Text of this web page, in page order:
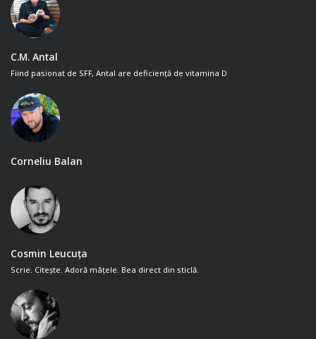
C.M. Antal
Fiind pasionat de SFF, Antal are deficiență de vitamina D
Corneliu Balan
Cosmin Leucuța
Scrie. Citește. Adoră mâțele. Bea direct din sticlă.